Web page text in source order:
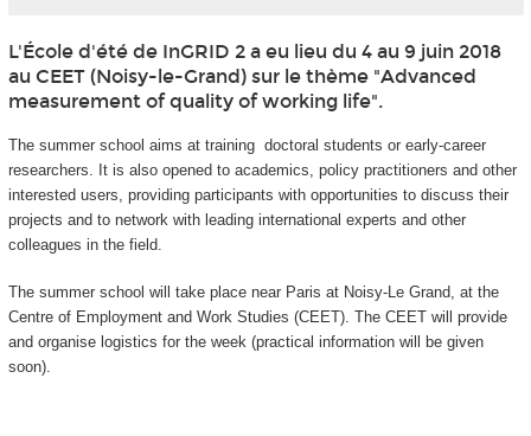
L'École d'été de InGRID 2 a eu lieu du 4 au 9 juin 2018
au CEET (Noisy-le-Grand) sur le thème "Advanced
measurement of quality of working life".
The summer school aims at training doctoral students or early-career
researchers. It is also opened to academics, policy practitioners and other
interested users, providing participants with opportunities to discuss their
projects and to network with leading international experts and other
colleagues in the field.
The summer school will take place near Paris at Noisy-Le Grand, at the
Centre of Employment and Work Studies (CEET). The CEET will provide
and organise logistics for the week (practical information will be given
soon).